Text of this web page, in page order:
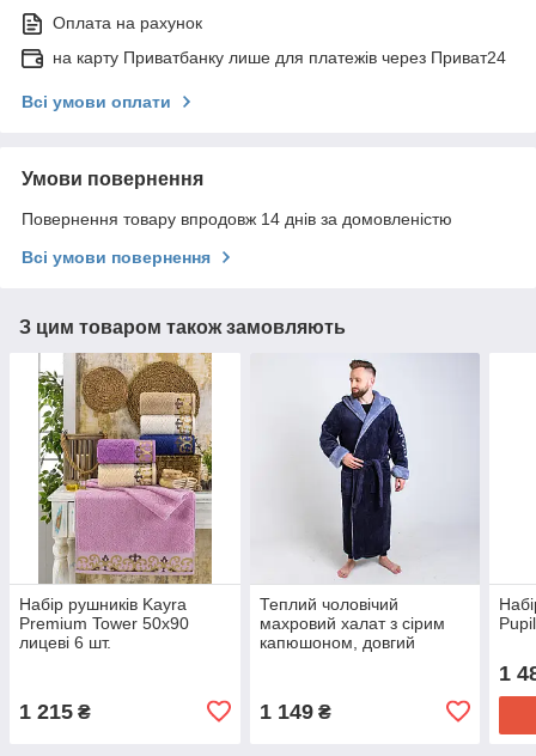
Оплата на рахунок
на карту Приватбанку лише для платежів через Приват24
Всі умови оплати
Умови повернення
Повернення товару впродовж 14 днів за домовленістю
Всі умови повернення
З цим товаром також замовляють
Набір рушників Kayra
Premium Tower 50х90
лицеві 6 шт.
1 215 ₴
Теплий чоловічий
махровий халат з сірим
капюшоном, довгий
1 149₴
1